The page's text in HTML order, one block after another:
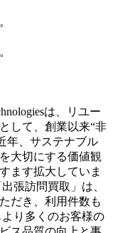
は、リユー
して、創業以来“非
年、サステナブル
大切にする価値観
ます拡大していま
張訪問買取」は、
だき、利用件数も
り多くのお客様の